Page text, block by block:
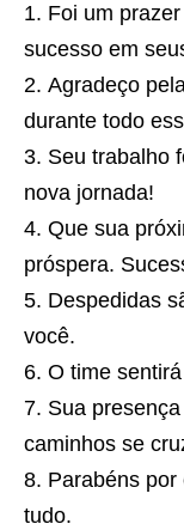
Foi um
sucesso em
Agradeço
durante todo
Seu trabalho
nova jornada!
Que sua
próspera.
Despedidas
você.
O time
Sua
caminhos se
Parabéns
tudo.